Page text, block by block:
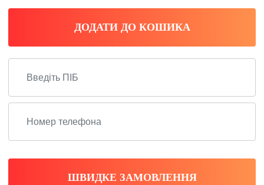
ДОДАТИ ДО КОШИКА
ШВИДКЕ ЗАМОВЛЕННЯ